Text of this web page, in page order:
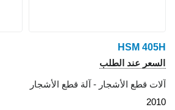
HSM 405H
السعر عند الطلب
آلات قطع الأشجار - آلة قطع الأشجار
2010